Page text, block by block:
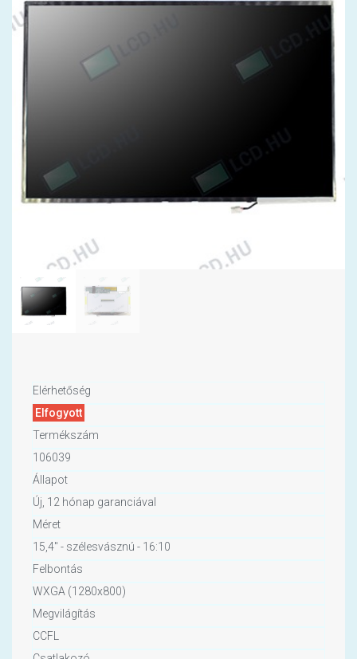
Elérhetőség
Elfogyott
Termékszám
106039
Állapot
Új, 12 hónap garanciával
Méret
15,4" - szélesvásznú - 16:10
Felbontás
WXGA (1280x800)
Megvilágítás
CCFL